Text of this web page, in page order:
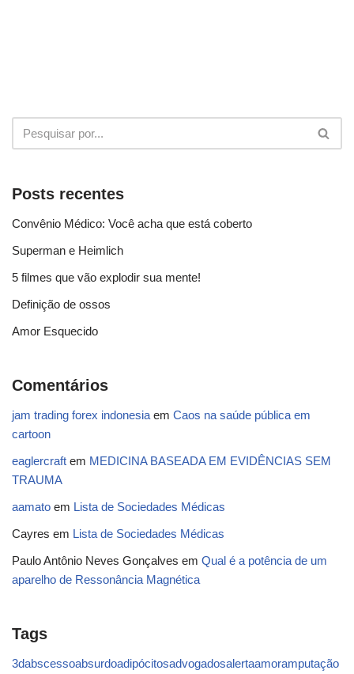
Posts recentes
Convênio Médico: Você acha que está coberto
Superman e Heimlich
5 filmes que vão explodir sua mente!
Definição de ossos
Amor Esquecido
Comentários
jam trading forex indonesia em Caos na saúde pública em
cartoon
eaglercraft em MEDICINA BASEADA EM EVIDÊNCIAS SEM
TRAUMA
aamato em Lista de Sociedades Médicas
Cayres em Lista de Sociedades Médicas
Paulo Antônio Neves Gonçalves em Qual é a potência de um
aparelho de Ressonância Magnética
Tags
3dabscessoabsurdoadipócitosadvogadosalertaamoramputação